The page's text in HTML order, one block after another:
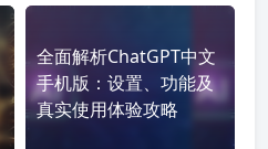
全面解析ChatGPT中文
手机版：设置、功能及
真实使用体验攻略